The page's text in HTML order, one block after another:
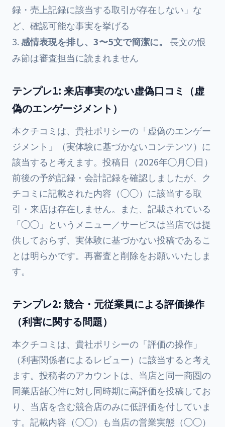
録・売上記録に該当する取引が存在しない」な
ど、確認可能な事実を挙げる
感情表現を排し、3〜5文で簡潔に。 長文の恨
み節は審査担当に読まれません
テンプレ1: 来店事実のない虚偽口コミ（虚
偽のエンゲージメント）
本クチコミは、貴社ポリシーの「虚偽のエンゲー
ジメント」（実体験に基づかないコンテンツ）に
該当すると考えます。投稿日（2026年◯月◯日）
前後の予約記録・会計記録を確認しましたが、ク
チコミに記載された内容（◯◯）に該当する取
引・来店は存在しません。また、記載されている
「◯◯」というメニュー／サービスは当店では提
供しておらず、実体験に基づかない投稿であるこ
とは明らかです。再審査と削除をお願いいたしま
す。
テンプレ2: 競合・元従業員による評価操作
（利害に関する問題）
本クチコミは、貴社ポリシーの「評価の操作」
（利害関係者によるレビュー）に該当すると考え
ます。投稿者のアカウントは、当店と同一商圏の
同業店舗◯件に対し同時期に高評価を投稿してお
り、当店を含む競合店のみに低評価を付していま
す。記載内容（◯◯）も当店の営業実態（◯◯）